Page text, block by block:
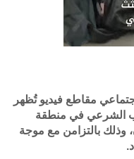
مقاطع فيديو تُظهر
الشرعي في منطقة
وذلك بالتزامن مع موجة